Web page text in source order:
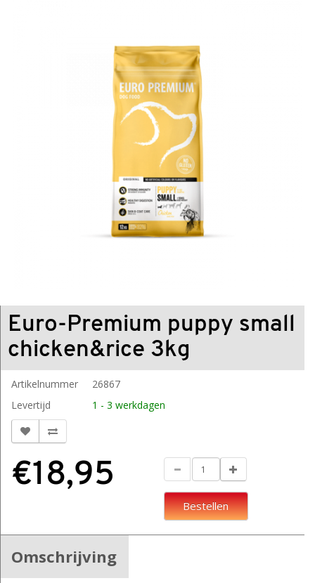
Euro-Premium puppy small
chicken&rice 3kg
Artikelnummer
26867
Levertijd
1 - 3 werkdagen
€18,95
Bestellen
Omschrijving